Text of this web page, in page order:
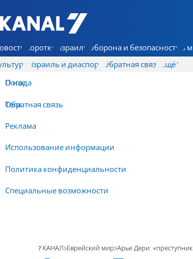
7 КАНАЛ - Аруц Шева
Коротко Израиль Оборона и безопасность В
Израиль и диаспора Обратная связь
О нас
Обратная связь
Реклама
Использование информации
Политика конфиденциальности
Специальные возможности
Ещё
Погода
Теги
7 КАНАЛ Еврейский мир Арье Дери: